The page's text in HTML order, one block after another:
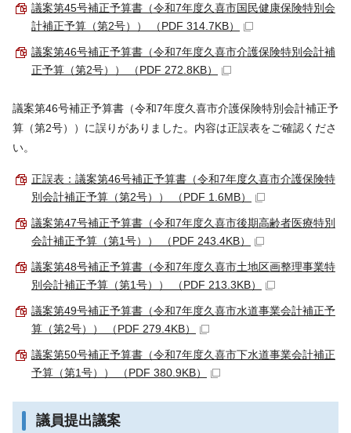
議案第45号補正予算書（令和7年度久喜市国民健康保険特別会
計補正予算（第2号）） （PDF 314.7KB）
議案第46号補正予算書（令和7年度久喜市介護保険特別会計補
正予算（第2号）） （PDF 272.8KB）
議案第46号補正予算書（令和7年度久喜市介護保険特別会計補正予
算（第2号））に誤りがありました。内容は正誤表をご確認くださ
い。
正誤表：議案第46号補正予算書（令和7年度久喜市介護保険特
別会計補正予算（第2号）） （PDF 1.6MB）
議案第47号補正予算書（令和7年度久喜市後期高齢者医療特別
会計補正予算（第1号）） （PDF 243.4KB）
議案第48号補正予算書（令和7年度久喜市土地区画整理事業特
別会計補正予算（第1号）） （PDF 213.3KB）
議案第49号補正予算書（令和7年度久喜市水道事業会計補正予
算（第2号）） （PDF 279.4KB）
議案第50号補正予算書（令和7年度久喜市下水道事業会計補正
予算（第1号）） （PDF 380.9KB）
議員提出議案